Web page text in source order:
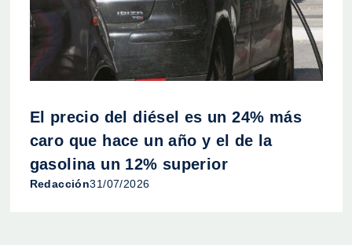
El precio del diésel es un 24% más
caro que hace un año y el de la
gasolina un 12% superior
Redacción31/07/2026